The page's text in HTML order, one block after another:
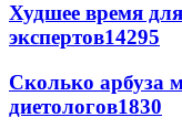
Худшее время
экспертов14295
Сколько арбуза
диетологов1830